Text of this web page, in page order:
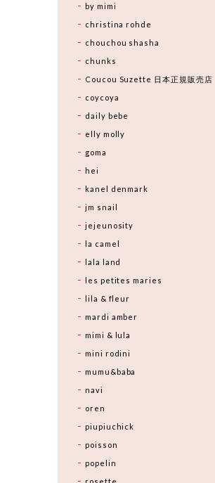
by mimi
christina rohde
chouchou shasha
chunks
Coucou Suzette 日本正規販売店
coycoya
daily bebe
elly molly
goma
hei
kanel denmark
jm snail
jejeunosity
la camel
lala land
les petites maries
lila & fleur
mardi amber
mimi & lula
mini rodini
mumu&baba
navi
oren
piupiuchick
poisson
popelin
rosette